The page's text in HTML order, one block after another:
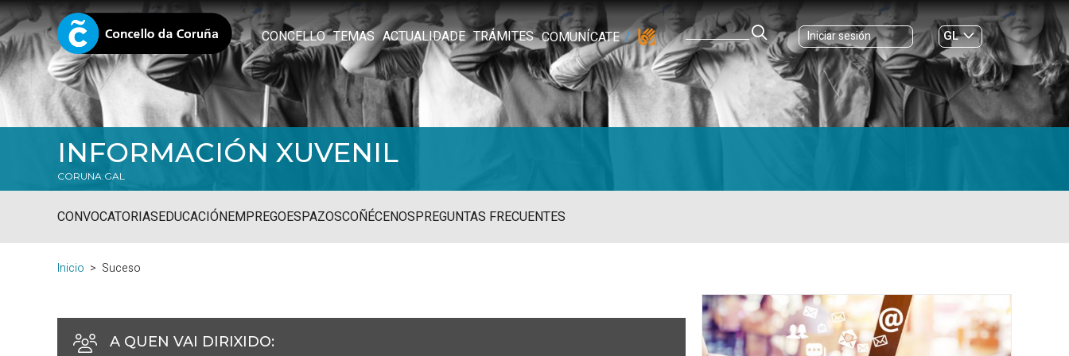
CONCELLO TEMAS ACTUALIDADE TRÁMITES COMUNÍCATE Iniciar sesión
GL
ES|
INFORMACIÓN XUVENIL
CORUNA.GAL
CONVOCATORIASEDUCACIÓNEMPREGOESPAZOSCOÑÉCENOSPREGUNTAS FRECUENTES
Inicio Suceso
A QUEN VAI DIRIXIDO: